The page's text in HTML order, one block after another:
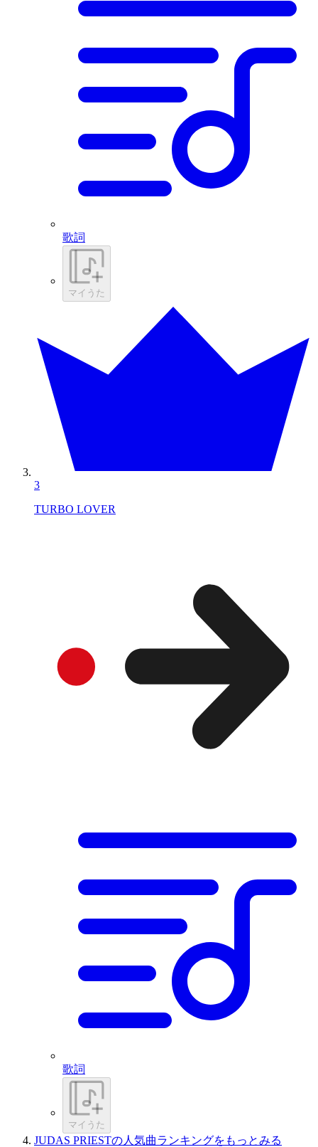
歌詞
マイうた
3
TURBO LOVER
歌詞
マイうた
JUDAS PRIESTの人気曲ランキングをもっとみる